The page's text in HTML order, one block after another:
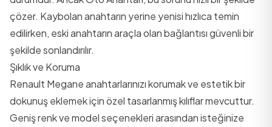
çözer. Kaybolan anahtarın yerine yenisi hızlıca temin
edilirken, eski anahtarın araçla olan bağlantısı güvenli bir
şekilde sonlandırılır.
Şıklık ve Koruma
Renault Megane anahtarlarınızı korumak ve estetik bir
dokunuş eklemek için özel tasarlanmış kılıflar mevcuttur.
Geniş renk ve model seçenekleri arasından isteğinize